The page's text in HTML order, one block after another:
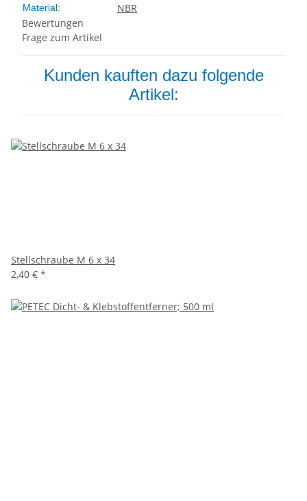
Material:
NBR
Bewertungen
Frage zum Artikel
Kunden kauften dazu folgende
Artikel:
Stellschraube M 6 x 34
2,40 € *